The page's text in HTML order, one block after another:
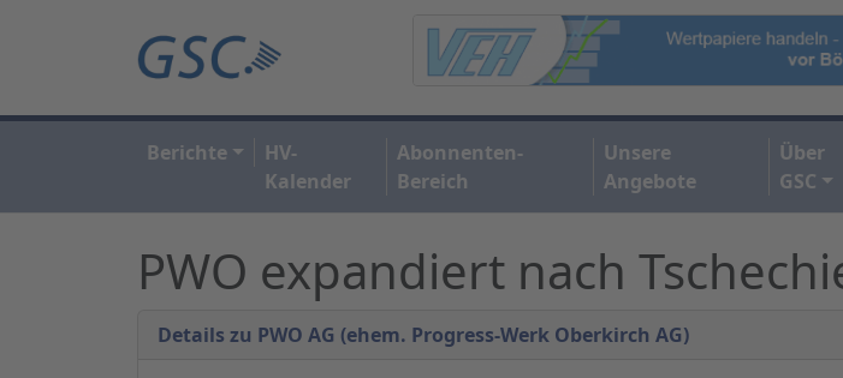
Berichte
HV-
Kalender
Abonnenten-
Bereich
Unsere
Angebote
Über
GSC
PWO expandiert nach
Details zu PWO AG (ehem. Progress-Werk Oberkirch AG)